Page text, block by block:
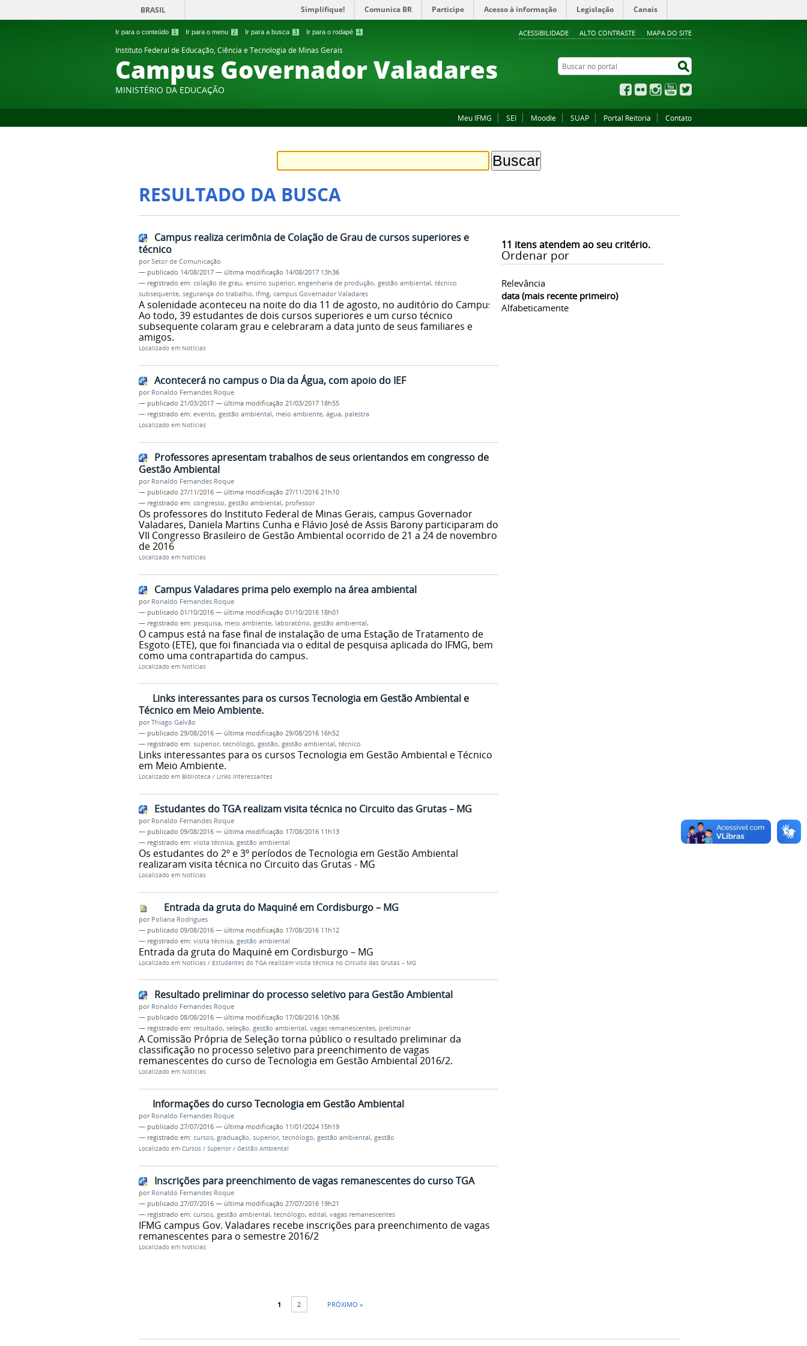
Ir para o conteúdo 1 Ir para o menu 2 Ir para a busca 3 Ir para o rodapé 4 ACESSIBILIDADE ALTO CONTRASTE MAPA DO SITE
BRASIL Simplifique! Comunica BR Participe Acesso à informação Legislação Canais
Instituto Federal de Educação, Ciência e Tecnologia de Minas Gerais
Campus Governador Valadares
MINISTÉRIO DA EDUCAÇÃO
Buscar no portal
Facebook
Flickr InstagramYouTube
Meu IFMG SEI Moodle SUAP Portal Reitoria Contato
RESULTADO DA BUSCA
11 itens atendem ao seu critério.
Ordenar por
Relevância
data (mais recente primeiro)
Alfabeticamente
Campus realiza cerimônia de Colação de Grau de cursos superiores e
técnico
porSetor de Comunicação
— publicado 14/08/2017 — última modificação 14/08/2017 13h36
— registrado em: colação de grau, ensino superior, engenharia de produção, gestão ambiental, técnico
subsequente, segurança do trabalho, ifmg, campus Governador Valadares
A solenidade aconteceu na noite do dia 11 de agosto, no auditório do Campus.
Ao todo, 39 estudantes de dois cursos superiores e um curso técnico
subsequente colaram grau e celebraram a data junto de seus familiares e
amigos.
Localizado em Notícias
Acontecerá no campus o Dia da Água, com apoio do IEF
por Ronaldo Fernandes Roque
— publicado 21/03/2017 — última modificação 21/03/2017 18h55
— registrado em: evento, gestão ambiental, meio ambiente, água, palestra
Localizado em Notícias
Professores apresentam trabalhos de seus orientandos em congresso de
Gestão Ambiental
por Ronaldo Fernandes Roque
— publicado 27/11/2016 — última modificação 27/11/2016 21h10
— registrado em: congresso, gestão ambiental, professor
Os professores do Instituto Federal de Minas Gerais, campus Governador
Valadares, Daniela Martins Cunha e Flávio José de Assis Barony participaram do
VII Congresso Brasileiro de Gestão Ambiental ocorrido de 21 a 24 de novembro
de 2016
Localizado em Notícias
Campus Valadares prima pelo exemplo na área ambiental
por Ronaldo Fernandes Roque
— publicado 01/10/2016 — última modificação 01/10/2016 18h01
— registrado em: pesquisa, meio ambiente, laboratório, gestão ambiental,
O campus está na fase final de instalação de uma Estação de Tratamento de
Esgoto (ETE), que foi financiada via o edital de pesquisa aplicada do IFMG, bem
como uma contrapartida do campus.
Localizado em Notícias
Links interessantes para os cursos Tecnologia em Gestão Ambiental e
Técnico em Meio Ambiente.
porThiago Galvão
— publicado 29/08/2016 — última modificação 29/08/2016 16h52
— registrado em: superior, tecnólogo, gestão, gestão ambiental, técnico
Links interessantes para os cursos Tecnologia em Gestão Ambiental e Técnico
em Meio Ambiente.
Localizado em Biblioteca / Links Interessantes
Estudantes do TGA realizam visita técnica no Circuito das Grutas – MG
por Ronaldo Fernandes Roque
— publicado 09/08/2016 — última modificação 17/08/2016 11h13
— registrado em: visita técnica, gestão ambiental
Os estudantes do 2º e 3º períodos de Tecnologia em Gestão Ambiental
realizaram visita técnica no Circuito das Grutas - MG
Localizado em Notícias
Entrada da gruta do Maquiné em Cordisburgo – MG
por Poliana Rodrigues
— publicado 09/08/2016 — última modificação 17/08/2016 11h12
— registrado em: visita técnica, gestão ambiental
Entrada da gruta do Maquiné em Cordisburgo – MG
Localizado em Notícias / Estudantes do TGA realizam visita técnica no Circuito das Grutas – MG
Resultado preliminar do processo seletivo para Gestão Ambiental
por Ronaldo Fernandes Roque
— publicado 08/08/2016 — última modificação 17/08/2016 10h36
— registrado em: resultado, seleção, gestão ambiental, vagas remanescentes, preliminar
A Comissão Própria de Seleção torna público o resultado preliminar da
classificação no processo seletivo para preenchimento de vagas
remanescentes do curso de Tecnologia em Gestão Ambiental 2016/2.
Localizado em Notícias
Informações do curso Tecnologia em Gestão Ambiental
por Ronaldo Fernandes Roque
— publicado 27/07/2016 — última modificação 11/01/2024 15h19
— registrado em: cursos, graduação, superior, tecnólogo, gestão ambiental, gestão
Localizado em Cursos / Superior / Gestão Ambiental
Inscrições para preenchimento de vagas remanescentes do curso TGA
por Ronaldo Fernandes Roque
— publicado 27/07/2016 — última modificação 27/07/2016 19h21
— registrado em: cursos, gestão ambiental, tecnólogo, edital, vagas remanescentes
IFMG campus Gov. Valadares recebe inscrições para preenchimento de vagas
remanescentes para o semestre 2016/2
Localizado em Notícias
1 2 PRÓXIMO »